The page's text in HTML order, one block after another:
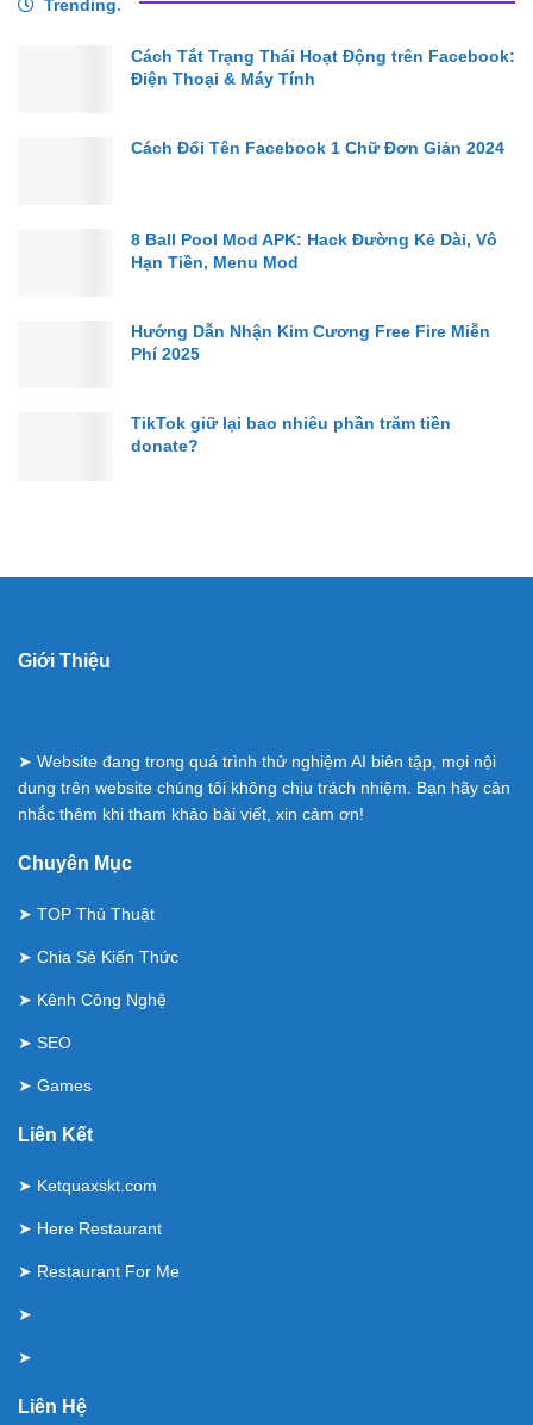
Trending.
Cách Tắt Trạng Thái Hoạt Động trên Facebook:
Điện Thoại & Máy Tính
Cách Đổi Tên Facebook 1 Chữ Đơn Giản 2024
8 Ball Pool Mod APK: Hack Đường Kẻ Dài, Vô
Hạn Tiền, Menu Mod
Hướng Dẫn Nhận Kim Cương Free Fire Miễn
Phí 2025
TikTok giữ lại bao nhiêu phần trăm tiền
donate?
Giới Thiệu
➤ Website đang trong quá trình thử nghiệm AI biên tập, mọi nội
dung trên website chúng tôi không chịu trách nhiệm. Bạn hãy cân
nhắc thêm khi tham khảo bài viết, xin cảm ơn!
Chuyên Mục
➤ TOP Thủ Thuật
➤ Chia Sẻ Kiến Thức
➤ Kênh Công Nghệ
➤ SEO
➤ Games
Liên Kết
➤ Ketquaxskt.com
➤ Here Restaurant
➤ Restaurant For Me
➤
➤
Liên Hệ